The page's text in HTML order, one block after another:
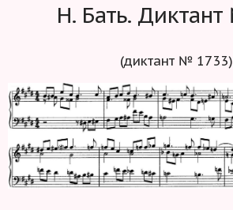
Н. Бать.
(диктант № 1733)